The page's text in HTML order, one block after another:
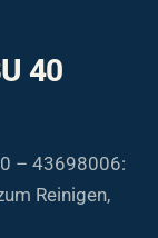
40
– 43698006:
Reinigen,